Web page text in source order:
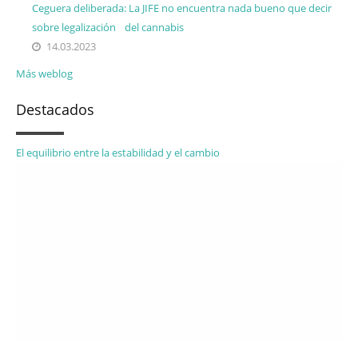
Ceguera deliberada: La JIFE no encuentra nada bueno que decir
sobre legalización del cannabis
14.03.2023
Más weblog
Destacados
El equilibrio entre la estabilidad y el cambio